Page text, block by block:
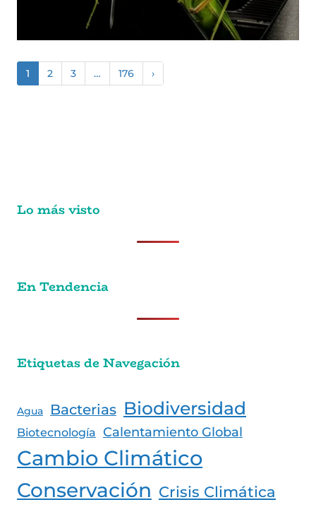
1 2 3 … 176 ›
Lo más visto
En Tendencia
Etiquetas de Navegación
Agua Bacterias Biodiversidad
Biotecnología Calentamiento Global
Cambio Climático
Conservación Crisis Climática